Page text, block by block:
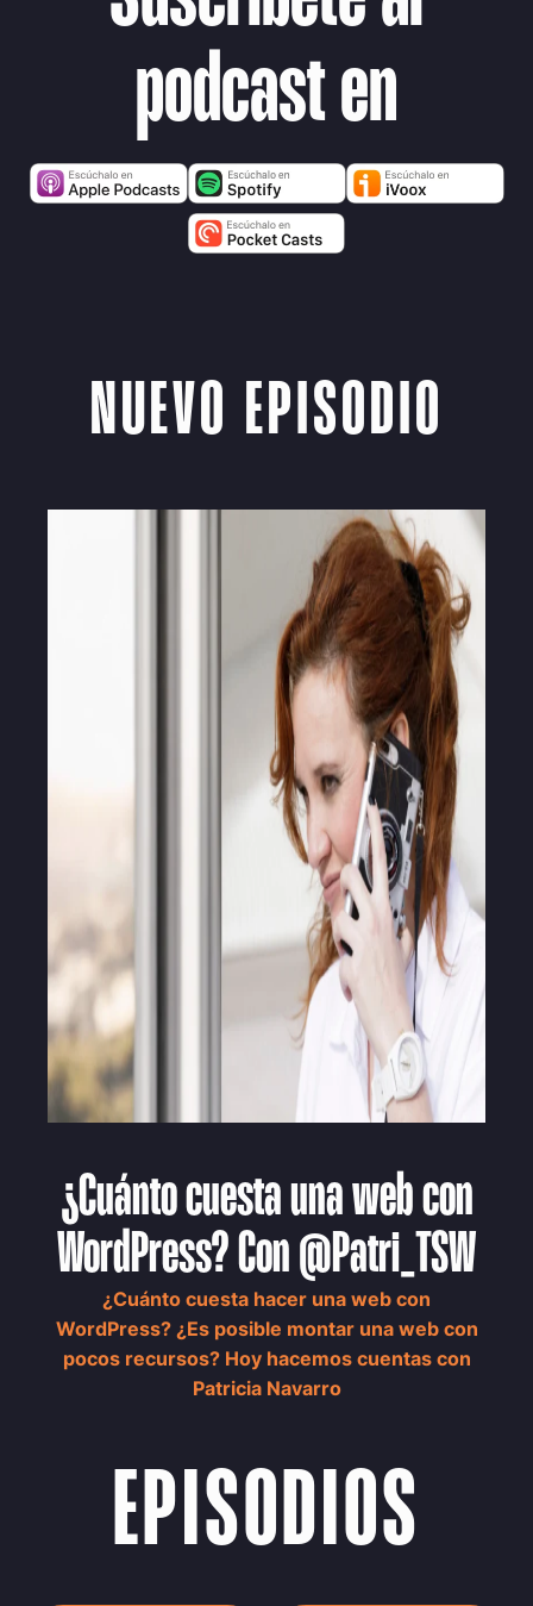
podcast en
NUEVO EPISODIO
¿Cuánto cuesta una web con
WordPress? Con @Patri_TSW
¿Cuánto cuesta hacer una web con
WordPress? ¿Es posible montar una web con
pocos recursos? Hoy hacemos cuentas con
Patricia Navarro
EPISODIOS